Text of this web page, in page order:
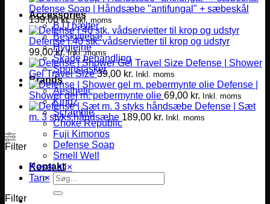
Accessories
BJJ bælter
Beskyttelse
Hygiejne
Skade behandling
Sportstasker
Brands
Aesthetic
Kingz
Scramble
Choke Republic
Fuji Kimonos
Defense Soap
Smell Well
Kontakt
Søg
efter:
Defense Soap | Håndsæbe "antifungal" + sæbeskål
139,00kr. Inkl. moms
Defense | 40 stk. vådservietter til krop og udstyr
99,00kr. Inkl. moms
Defense | Shower
Gel Travel Size 39,00 kr. Inkl. moms
Defense |
Shower gel m. pebermynte olie 69,00 kr. Inkl. moms
Defense | Sæt
m. 3 styks håndsæbe 189,00 kr. Inkl. moms
Filter
Reset all ×
Tan×
Filter